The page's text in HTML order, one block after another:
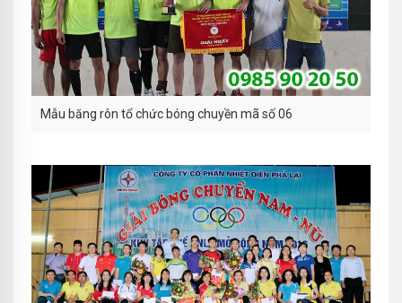
Mẫu băng rôn tổ chức bóng chuyền mã số 06